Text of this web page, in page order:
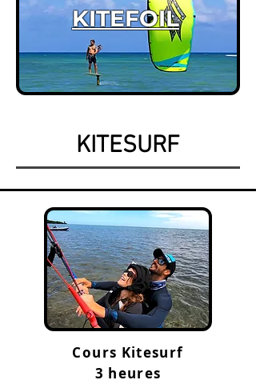
KITEFOIL
KITESURF
Cours Kitesurf
3 heures